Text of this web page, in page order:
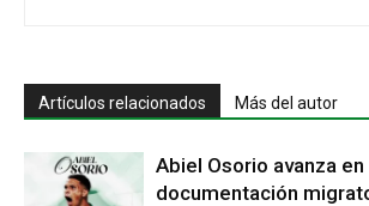
Artículos relacionados Más del autor
Abiel Osorio avanza en
documentación